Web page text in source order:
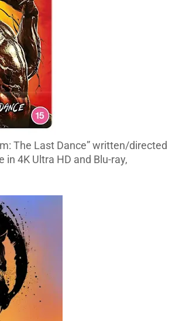
The Last Dance” written/directed
4K Ultra HD and Blu-ray,